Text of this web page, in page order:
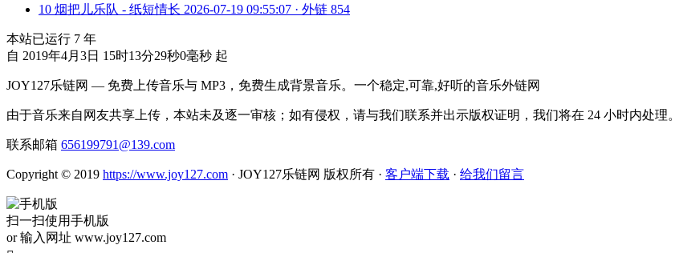
10 烟把儿乐队 - 纸短情长 2026-07-19 09:55:07 · 外链 854
本站已运行 7 年
自 2019年4月3日 15时13分29秒0毫秒 起
JOY127乐链网 — 免费上传音乐与 MP3，免费生成背景音乐。一个稳定,可靠,好听的音乐外链网
由于音乐来自网友共享上传，本站未及逐一审核；如有侵权，请与我们联系并出示版权证明，我们将在 24 小时内处理。
联系邮箱 656199791@139.com
Copyright © 2019 https://www.joy127.com · JOY127乐链网 版权所有 · 客户端下载 · 给我们留言
扫一扫使用手机版
or 输入网址 www.joy127.com